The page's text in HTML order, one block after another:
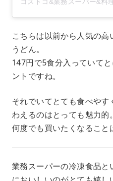
こちらは以前から人気の
うどん。
147円で5食分入っていて
ントですね。
それでいてとても食べや
わえるのはとっても魅力的。
何度でも買いたくなること
業務スーパーの冷凍食品と